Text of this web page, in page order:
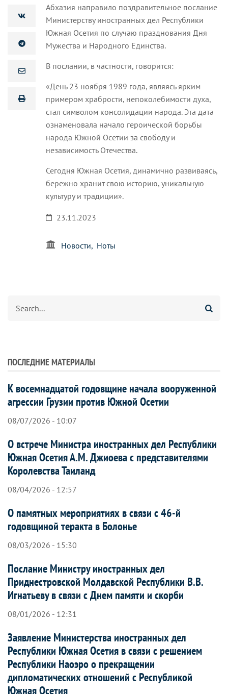
Абхазия направило поздравительное послание
Министерству иностранных дел Республики
Южная Осетия по случаю празднования Дня
Мужества и Народного Единства.
В послании, в частности, говорится:
«День 23 ноября 1989 года, являясь ярким
примером храбрости, непоколебимости духа,
стал символом консолидации народа. Эта дата
ознаменовала начало героической борьбы
народа Южной Осетии за свободу и
независимость Отечества.
Сегодня Южная Осетия, динамично развиваясь,
бережно хранит свою историю, уникальную
культуру и традиции».
23.11.2023
Новости Ноты
ПОСЛЕДНИЕ МАТЕРИАЛЫ
К восемнадцатой годовщине начала вооруженной
агрессии Грузии против Южной Осетии
08/07/2026 - 10:07
О встрече Министра иностранных дел Республики
Южная Осетия А.М. Джиоева с представителями
Королевства Таиланд
08/04/2026 - 12:57
О памятных мероприятиях в связи с 46-й
годовщиной теракта в Болонье
08/03/2026 - 15:30
Послание Министру иностранных дел
Приднестровской Молдавской Республики В.В.
Игнатьеву в связи с Днем памяти и скорби
08/01/2026 - 12:31
Заявление Министерства иностранных дел
Республики Южная Осетия в связи с решением
Республики Наоэро о прекращении
дипломатических отношений с Республикой
Южная Осетия